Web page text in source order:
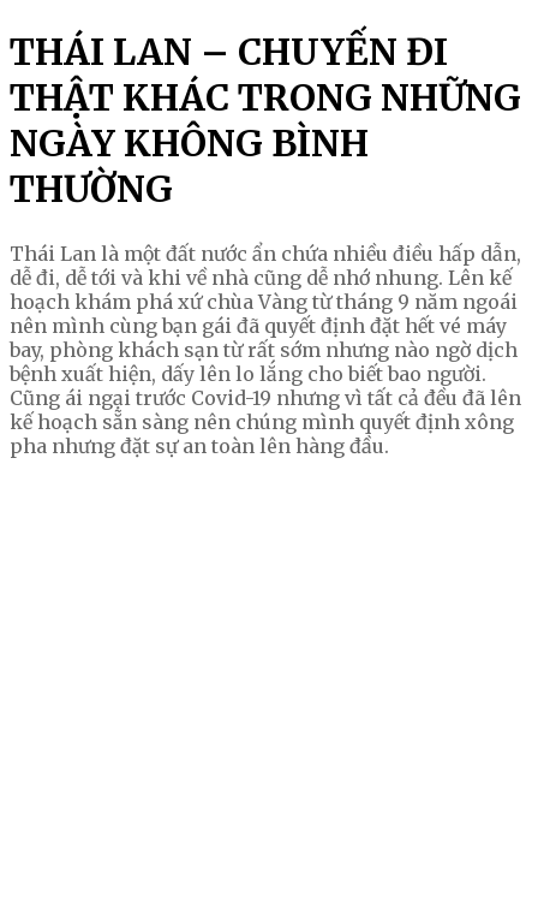
THÁI LAN – CHUYẾN ĐI
THẬT KHÁC TRONG NHỮNG
NGÀY KHÔNG BÌNH
THƯỜNG
Thái Lan là một đất nước ẩn chứa nhiều điều hấp dẫn,
dễ đi, dễ tới và khi về nhà cũng dễ nhớ nhung. Lên kế
hoạch khám phá xứ chùa Vàng từ tháng 9 năm ngoái
nên mình cùng bạn gái đã quyết định đặt hết vé máy
bay, phòng khách sạn từ rất sớm nhưng nào ngờ dịch
bệnh xuất hiện, dấy lên lo lắng cho biết bao người.
Cũng ái ngại trước Covid-19 nhưng vì tất cả đều đã lên
kế hoạch sẵn sàng nên chúng mình quyết định xông
pha nhưng đặt sự an toàn lên hàng đầu.